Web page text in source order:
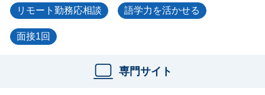
リモート勤務応相談 語学力を活かせる
面接1回
専門サイト